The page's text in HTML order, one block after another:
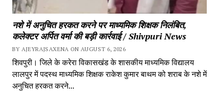
नशे में अनुचित हरकत करने पर माध्यमिक शिक्षक निलंबित,
कलेक्टर अर्पित वर्मा की बड़ी कार्रवाई / Shivpuri News
BY AJEYRAJSAXENA ON AUGUST 6, 2026
शिवपुरी। जिले के करेरा विकासखंड के शासकीय माध्यमिक विद्यालय
लालपुर में पदस्थ माध्यमिक शिक्षक राकेश कुमार बाथम को शराब के नशे में
अनुचित हरकत करने...